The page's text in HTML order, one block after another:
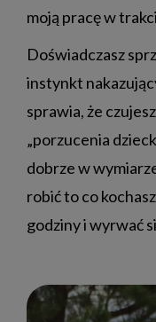
moją pracę w
Doświadczasz
instynkt
sprawia, że
„porzucenia
dobrze w
robić to co
godziny i wyrwać